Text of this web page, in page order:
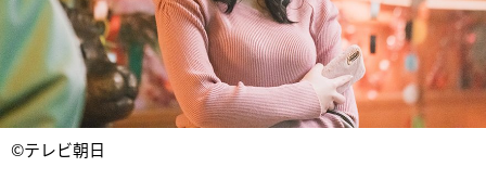
©テレビ朝日